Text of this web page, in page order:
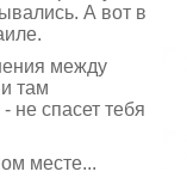
А вот в
между
там
не спасет тебя
месте...